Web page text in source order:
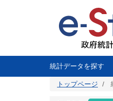
に
統計データを探す
トップページ